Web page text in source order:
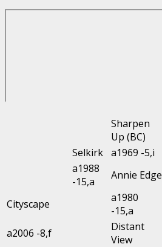
Sharpen
Up (BC)
Selkirk a1969 -5,i
a1988
-15,a
Annie Edge
Cityscape
a1980
-15,a
a2006 -8,f
Distant
View